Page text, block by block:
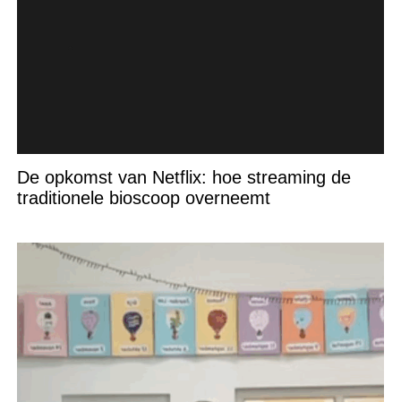
De opkomst van Netflix: hoe streaming de
traditionele bioscoop overneemt